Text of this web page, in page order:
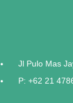
Jl Pulo Mas
P: +62 21